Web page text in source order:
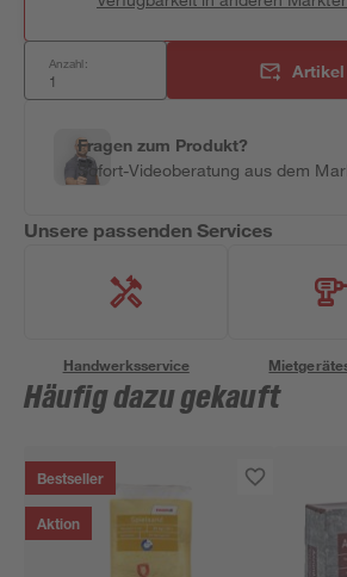
Anzahl: Artikel
Fragen zum Produkt?
Sofort-Videoberatung aus dem
Unsere passenden Services
Handwerksservice
Häufig dazu gekauft
Bestseller
Aktion